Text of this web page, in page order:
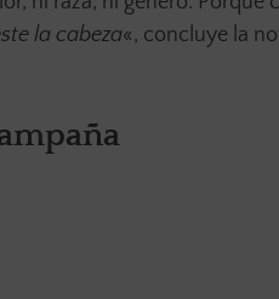
la cabeza«, concluye la